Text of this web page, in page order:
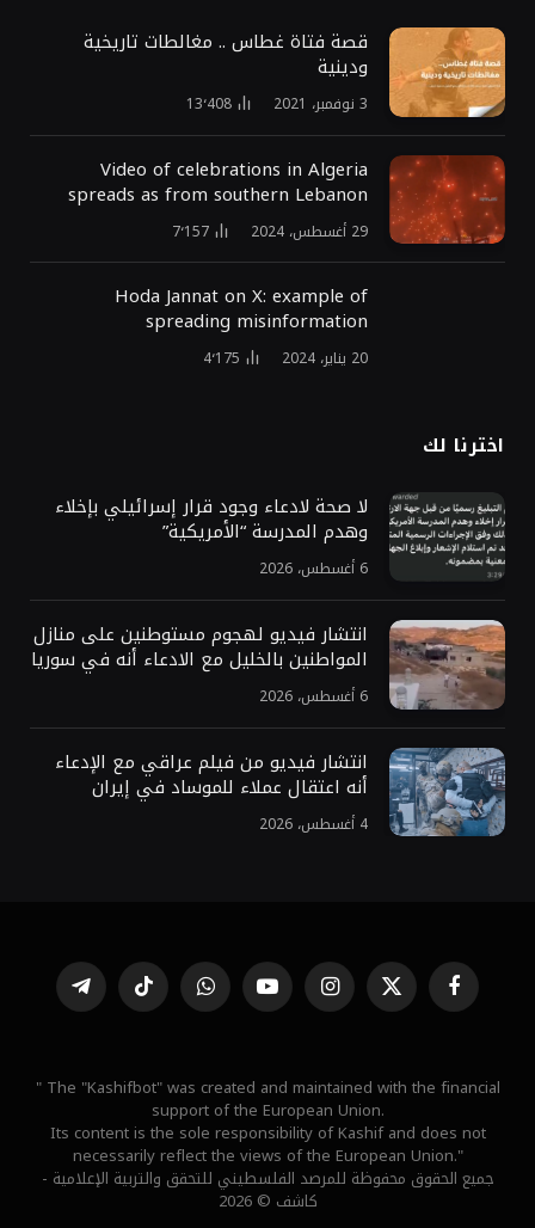
قصة فتاة غطاس .. مغالطات تاريخية
ودينية
3 نوفمبر، 2021 13٬408
Video of celebrations in Algeria
spreads as from southern Lebanon
29 أغسطس، 2024 7٬157
Hoda Jannat on X: example of
spreading misinformation
20 يناير، 2024 4٬175
اخترنا لك
لا صحة لادعاء وجود قرار إسرائيلي بإخلاء
وهدم المدرسة “الأمريكية”
6 أغسطس، 2026
انتشار فيديو لهجوم مستوطنين على منازل
المواطنين بالخليل مع الادعاء أنه في سوريا
6 أغسطس، 2026
انتشار فيديو من فيلم عراقي مع الإدعاء
أنه اعتقال عملاء للموساد في إيران
4 أغسطس، 2026
فيسبوك X
(Twitter)
الانستغراميوتيوب واتساب تيكتوك تيلقرام
" The "Kashifbot" was created and maintained with the financial
support of the European Union.
Its content is the sole responsibility of Kashif and does not
necessarily reflect the views of the European Union."
جميع الحقوق محفوظة للمرصد الفلسطيني للتحقق والتربية الإعلامية -
كاشف © 2026